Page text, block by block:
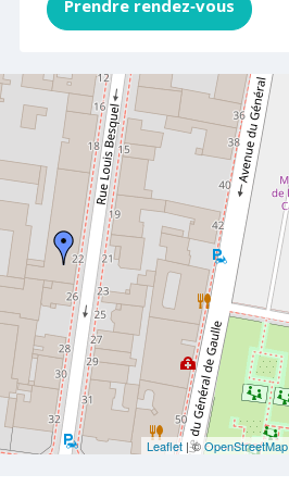
Prendre rendez‑vous
Leaflet | ©OpenStreetMap